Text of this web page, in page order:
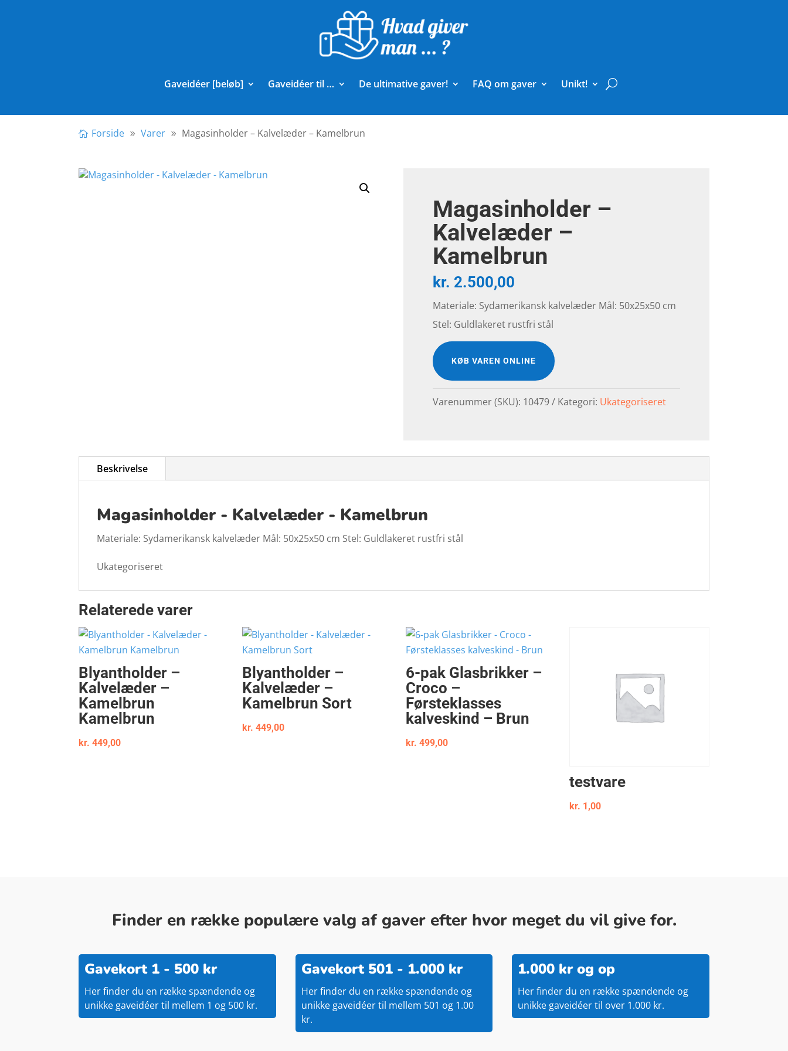
Gaveidéer [beløb] Gaveidéer til … De ultimative gaver! FAQ om gaver Unikt!
Forside Varer Magasinholder – Kalvelæder – Kamelbrun
Magasinholder –
Kalvelæder –
Kamelbrun
kr. 2.500,00
Materiale: Sydamerikansk kalvelæder Mål: 50x25x50 cm
Stel: Guldlakeret rustfri stål
KØB VAREN ONLINE
Varenummer (SKU): 10479 Kategori: Ukategoriseret
Beskrivelse
Magasinholder - Kalvelæder - Kamelbrun
Materiale: Sydamerikansk kalvelæder Mål: 50x25x50 cm Stel: Guldlakeret rustfri stål
Ukategoriseret
Relaterede varer
Blyantholder –
Kalvelæder –
Kamelbrun
Kamelbrun
kr. 449,00
Blyantholder –
Kalvelæder –
Kamelbrun Sort
kr. 449,00
6-pak Glasbrikker –
Croco –
Førsteklasses
kalveskind – Brun
kr. 499,00
testvare
kr. 1,00
Finder en række populære valg af gaver efter hvor meget du vil give for.
Gavekort 1 - 500 kr
Her finder du en række spændende og
unikke gaveidéer til mellem 1 og 500 kr.
Gavekort 501 - 1.000 kr
Her finder du en række spændende og
unikke gaveidéer til mellem 501 og 1.00
kr.
1.000 kr og op
Her finder du en række spændende og
unikke gaveidéer til over 1.000 kr.